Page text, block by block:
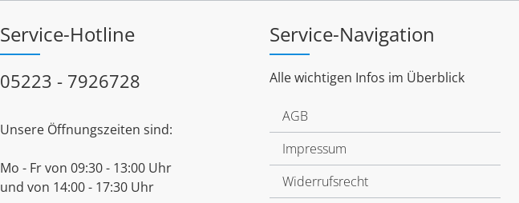
Service-Hotline
05223 - 7926728
Unsere Öffnungszeiten sind:
Mo - Fr von 09:30 - 13:00 Uhr
und von 14:00 - 17:30 Uhr
Service-Navigation
Alle wichtigen Infos im Überblick
AGB
Impressum
Widerrufsrecht